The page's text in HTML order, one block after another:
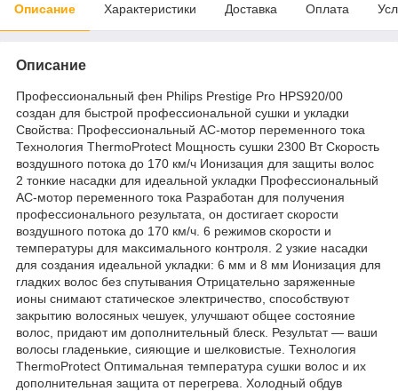
Описание Характеристики Доставка Оплата
Описание
Профессиональный фен Philips Prestige Pro HPS920/00
создан для быстрой профессиональной сушки и укладки
Свойства: Профессиональный AC-мотор переменного тока
Технология ThermoProtect Мощность сушки 2300 Вт Скорость
воздушного потока до 170 км/ч Ионизация для защиты волос
2 тонкие насадки для идеальной укладки Профессиональный
AC-мотор переменного тока Разработан для получения
профессионального результата, он достигает скорости
воздушного потока до 170 км/ч. 6 режимов скорости и
температуры для максимального контроля. 2 узкие насадки
для создания идеальной укладки: 6 мм и 8 мм Ионизация для
гладких волос без спутывания Отрицательно заряженные
ионы снимают статическое электричество, способствуют
закрытию волосяных чешуек, улучшают общее состояние
волос, придают им дополнительный блеск. Результат — ваши
волосы гладенькие, сияющие и шелковистые. Технология
ThermoProtect Оптимальная температура сушки волос и их
дополнительная защита от перегрева. Холодный обдув